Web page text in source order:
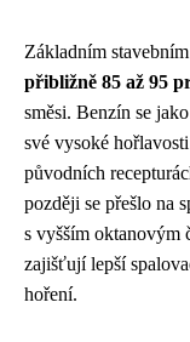
Základním
přibližně 85 až 95
směsi. Benzín se
své vysoké
původních
později se přešlo na
s vyšším oktanovým
zajišťují lepší
hoření.